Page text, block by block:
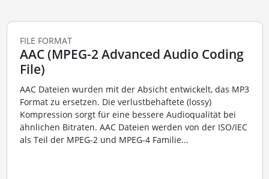
FILE FORMAT
AAC (MPEG-2 Advanced Audio Coding
File)
AAC Dateien wurden mit der Absicht entwickelt, das MP3
Format zu ersetzen. Die verlustbehaftete (lossy)
Kompression sorgt für eine bessere Audioqualität bei
ähnlichen Bitraten. AAC Dateien werden von der ISO/IEC
als Teil der MPEG-2 und MPEG-4 Familie...